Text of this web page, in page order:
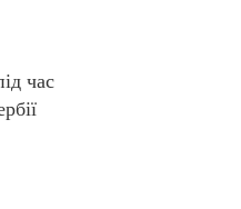
час